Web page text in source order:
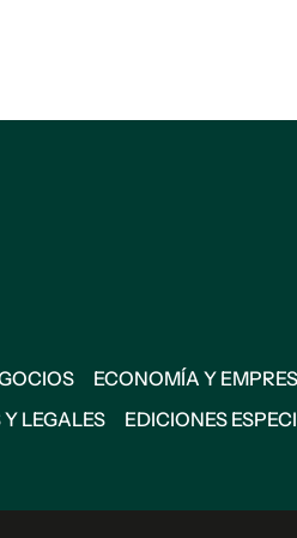
ECONOMÍA Y
LEGALES EDICIONES